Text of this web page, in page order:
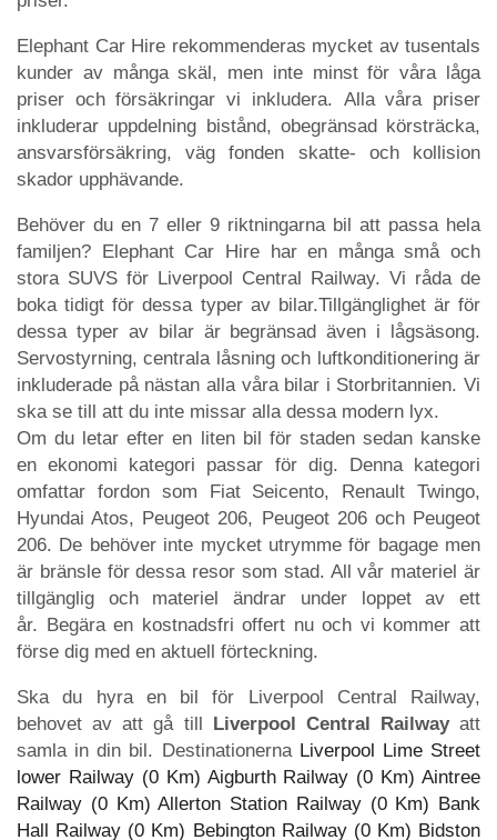
Elephant Car Hire rekommenderas mycket av tusentals
kunder av många skäl, men inte minst för våra låga
priser och försäkringar vi inkludera. Alla våra priser
inkluderar uppdelning bistånd, obegränsad körsträcka,
ansvarsförsäkring, väg fonden skatte- och kollision
skador upphävande.
Behöver du en 7 eller 9 riktningarna bil att passa hela
familjen? Elephant Car Hire har en många små och
stora SUVS för Liverpool Central Railway. Vi råda de
boka tidigt för dessa typer av bilar.Tillgänglighet är för
dessa typer av bilar är begränsad även i lågsäsong.
Servostyrning, centrala låsning och luftkonditionering är
inkluderade på nästan alla våra bilar i Storbritannien. Vi
ska se till att du inte missar alla dessa modern lyx.
Om du letar efter en liten bil för staden sedan kanske
en ekonomi kategori passar för dig. Denna kategori
omfattar fordon som Fiat Seicento, Renault Twingo,
Hyundai Atos, Peugeot 206, Peugeot 206 och Peugeot
206. De behöver inte mycket utrymme för bagage men
är bränsle för dessa resor som stad. All vår materiel är
tillgänglig och materiel ändrar under loppet av ett
år. Begära en kostnadsfri offert nu och vi kommer att
förse dig med en aktuell förteckning.
Ska du hyra en bil för Liverpool Central Railway,
behovet av att gå till Liverpool Central Railway att
samla in din bil. Destinationerna Liverpool Lime Street
lower Railway (0 Km) Aigburth Railway (0 Km) Aintree
Railway (0 Km) Allerton Station Railway (0 Km) Bank
Hall Railway (0 Km) Bebington Railway (0 Km) Bidston